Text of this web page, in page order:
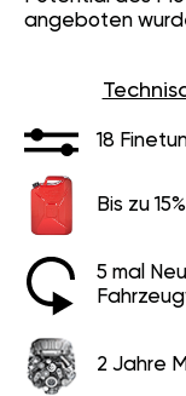
angeboten
18
Bis zu
5 mal
2 Jahre